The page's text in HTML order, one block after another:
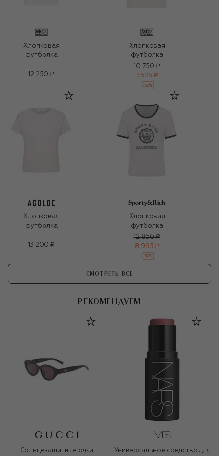
Хлопковая
футболка
12 250 ₽
Хлопковая
футболка
10 750 ₽
7 525 ₽
-30%
Хлопковая
футболка
13 200 ₽
Хлопковая
футболка
12 850 ₽
8 995 ₽
-30%
СМОТРЕТЬ ВСЕ
РЕКОМЕНДУЕМ
Солнцезащитные очки
Универсальное средство для